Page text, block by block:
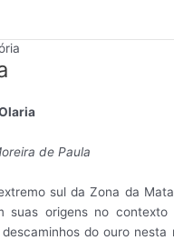
de Paula
sul da Zona da
suas origens no
do ouro nesta